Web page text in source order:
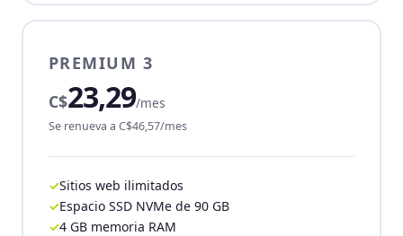
PREMIUM 3
C$23,29/mes
Se renueva a C$46,57/mes
Sitios web ilimitados
Espacio SSD NVMe de 90 GB
4 GB memoria RAM